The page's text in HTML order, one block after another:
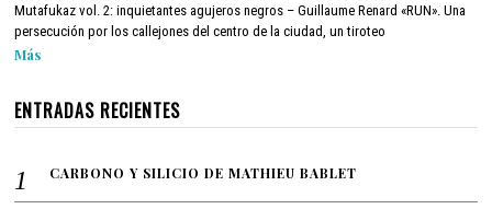
z
o
,
2
2
Mutafukaz vol. 2: inquietantes agujeros negros – Guillaume Renard «RUN». Una
persecución por los callejones del centro de la ciudad, un tiroteo
Más
ENTRADAS RECIENTES
CARBONO Y SILICIO DE MATHIEU BABLET